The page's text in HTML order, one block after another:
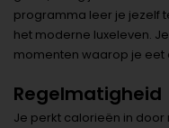
programma leer je jezelf
het moderne luxeleven.
momenten waarop je eet
Regelmatigheid
Je perkt calorieën in